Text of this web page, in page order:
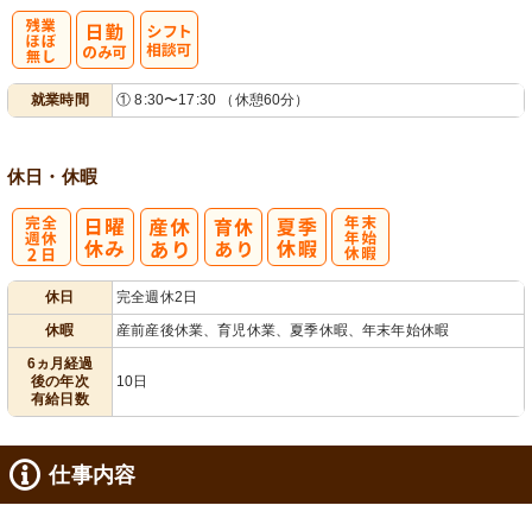
就業時間 ① 8:30〜17:30 （休憩60分）
休日・休暇
休日
完全週休2日
休暇
産前産後休業、育児休業、夏季休暇、年末年始休暇
6ヵ月経過
後の年次
有給日数
10日
仕事内容